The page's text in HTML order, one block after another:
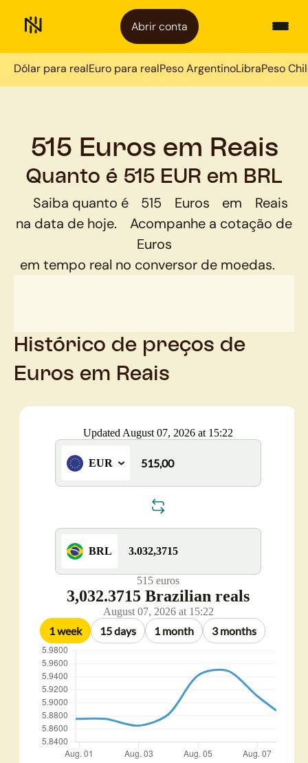
Abrir conta
Dólar para realEuro para realPeso ArgentinoLibraPeso
515 Euros em Reais
Quanto é 515 EUR em BRL
Saiba quanto é 515 Euros em
Reais
na data de hoje.
Acompanhe a cotação de
Euros
em tempo real no conversor de moedas.
Histórico de preços de
Euros em Reais